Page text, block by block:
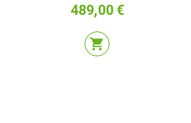
Precio
489,00 €
shopping_cart